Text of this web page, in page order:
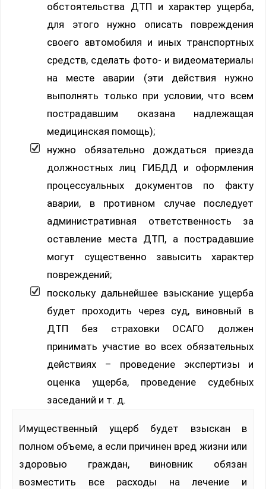
обстоятельства ДТП и характер ущерба,
для этого нужно описать повреждения
своего автомобиля и иных транспортных
средств, сделать фото- и видеоматериалы
на месте аварии (эти действия нужно
выполнять только при условии, что всем
пострадавшим оказана надлежащая
медицинская помощь);
нужно обязательно дождаться приезда
должностных лиц ГИБДД и оформления
процессуальных документов по факту
аварии, в противном случае последует
административная ответственность за
оставление места ДТП, а пострадавшие
могут существенно завысить характер
повреждений;
поскольку дальнейшее взыскание ущерба
будет проходить через суд, виновный в
ДТП без страховки ОСАГО должен
принимать участие во всех обязательных
действиях – проведение экспертизы и
оценка ущерба, проведение судебных
заседаний и т. д.
Имущественный ущерб будет взыскан в
полном объеме, а если причинен вред жизни или
здоровью граждан, виновник обязан
возместить все расходы на лечение и